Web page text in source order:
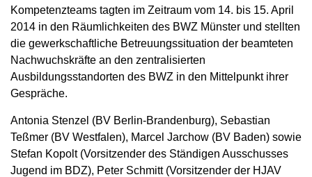
Kompetenzteams tagten im Zeitraum vom 14. bis 15. April
2014 in den Räumlichkeiten des BWZ Münster und stellten
die gewerkschaftliche Betreuungssituation der beamteten
Nachwuchskräfte an den zentralisierten
Ausbildungsstandorten des BWZ in den Mittelpunkt ihrer
Gespräche.
Antonia Stenzel (BV Berlin-Brandenburg), Sebastian
Teßmer (BV Westfalen), Marcel Jarchow (BV Baden) sowie
Stefan Kopolt (Vorsitzender des Ständigen Ausschusses
Jugend im BDZ), Peter Schmitt (Vorsitzender der HJAV